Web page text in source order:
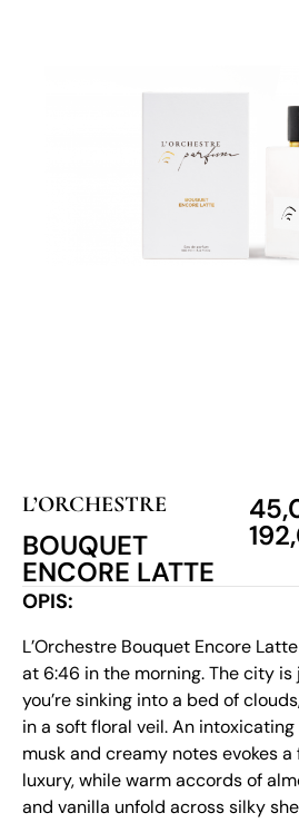
L’ORCHESTRE
BOUQUET
ENCORE LATTE
OPIS:
L’Orchestre Bouquet Encore
at 6:46 in the morning. The city is
you’re sinking into a bed of
in a soft floral veil. An
musk and creamy notes evokes
luxury, while warm accords of
and vanilla unfold across silky